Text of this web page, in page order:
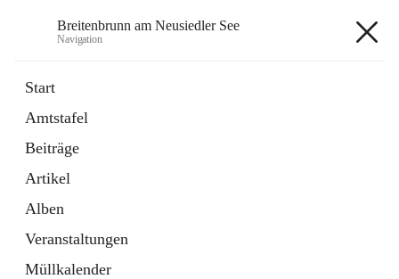
Breitenbrunn am Neusiedler See
Navigation
Start
Amtstafel
Beiträge
Artikel
Alben
Veranstaltungen
Müllkalender
18 Schnellzugriffe
Gemeindeservice